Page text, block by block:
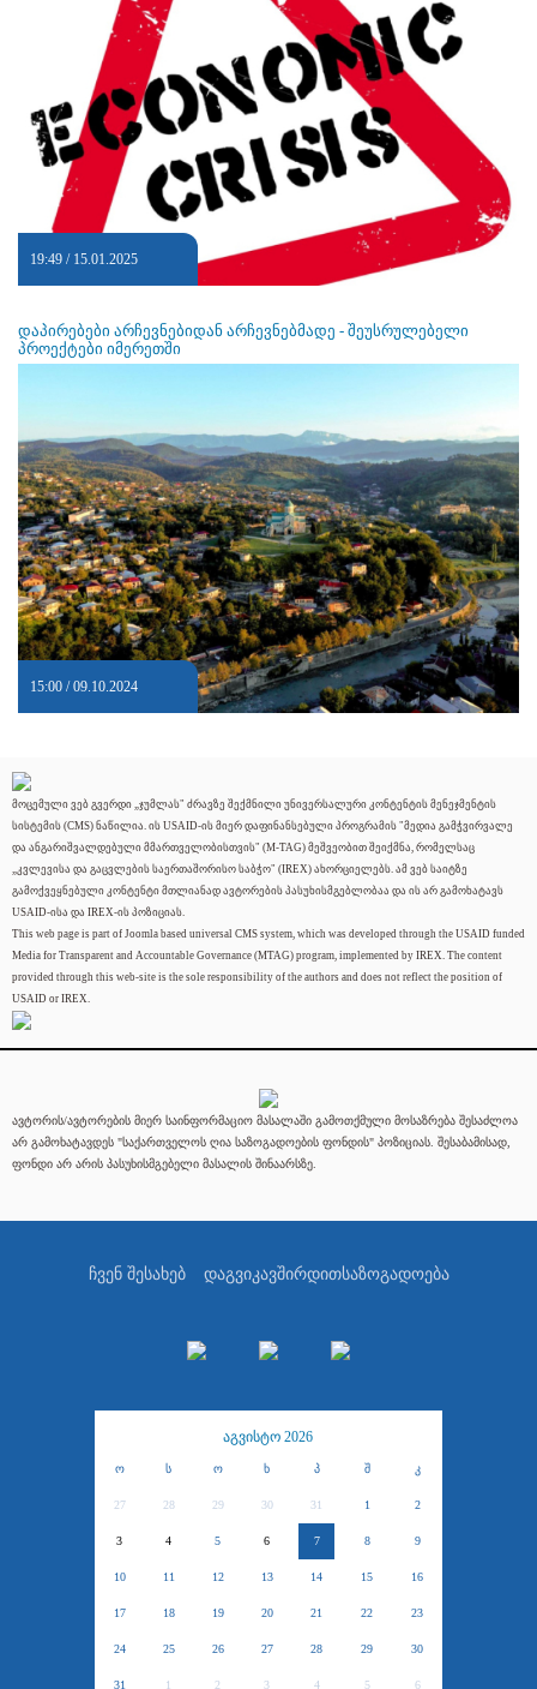
19:49 / 15.01.2025
დაპირებები არჩევნებიდან არჩევნებმადე - შეუსრულებელი
პროექტები იმერეთში
15:00 / 09.10.2024
მოცემული ვებ გვერდი „ჯუმლას" ძრავზე შექმნილი უნივერსალური კონტენტის მენეჯმენტის
სისტემის (CMS) ნაწილია. ის USAID-ის მიერ დაფინანსებული პროგრამის "მედია გამჭვირვალე
და ანგარიშვალდებული მმართველობისთვის" (M-TAG) მეშვეობით შეიქმნა, რომელსაც
„კვლევისა და გაცვლების საერთაშორისო საბჭო" (IREX) ახორციელებს. ამ ვებ საიტზე
გამოქვეყნებული კონტენტი მთლიანად ავტორების პასუხისმგებლობაა და ის არ გამოხატავს
USAID-ისა და IREX-ის პოზიციას.
This web page is part of Joomla based universal CMS system, which was developed through the USAID funded
Media for Transparent and Accountable Governance (MTAG) program, implemented by IREX. The content
provided through this web-site is the sole responsibility of the authors and does not reflect the position of
USAID or IREX.
ავტორის/ავტორების მიერ საინფორმაციო მასალაში გამოთქმული მოსაზრება შესაძლოა
არ გამოხატავდეს "საქართველოს ღია საზოგადოების ფონდის" პოზიციას. შესაბამისად,
ფონდი არ არის პასუხისმგებელი მასალის შინაარსზე.
ჩვენ შესახებ დაგვიკავშირდითსაზოგადოება
აგვისტო 2026
ო ს ო ხ პ შ კ
27 28 29 30 31 1 2
3 4 5 6 7 8 9
10 11 12 13 14 15 16
17 18 19 20 21 22 23
24 25 26 27 28 29 30
31 1 2 3 4 5 6